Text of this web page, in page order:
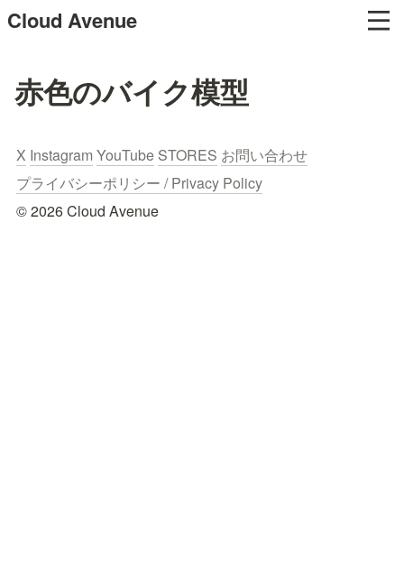
Cloud Avenue
赤色のバイク模型
X Instagram YouTube STORES お問い合わせ
プライバシーポリシー / Privacy Policy
© 2026 Cloud Avenue